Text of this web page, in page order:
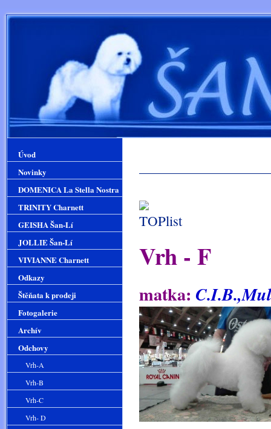
Vrh - F
matka:
Úvod
Novinky
DOMENICA La Stella Nostra
TRINITY Charnett
GEISHA Šan-Lí
JOLLIE Šan-Lí
VIVIANNE Charnett
Odkazy
Štěňata k prodeji
Fotogalerie
Archív
Odchovy
Vrh-A
Vrh-B
Vrh-C
Vrh- D